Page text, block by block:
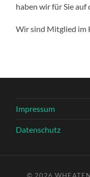
haben wir für Sie
Wir sind Mitglied im
Impressum
Datenschutz